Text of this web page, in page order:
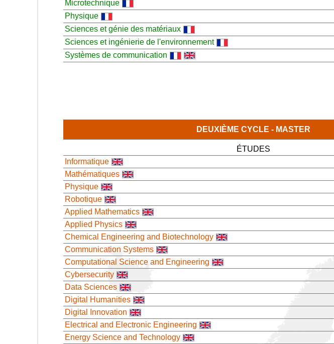
Microtechnique
Physique
Sciences et génie des matériaux
Sciences et ingénierie de l'environnement
Systèmes de communication
DEUXIÈME CYCLE - MASTER
ÉTUDES
Informatique
Mathématiques
Physique
Robotique
Applied Mathematics
Applied Physics
Chemical Engineering and Biotechnology
Communication Systems
Computational Science and Engineering
Cybersecurity
Data Sciences
Digital Humanities
Digital Innovation
Electrical and Electronic Engineering
Energy Science and Technology